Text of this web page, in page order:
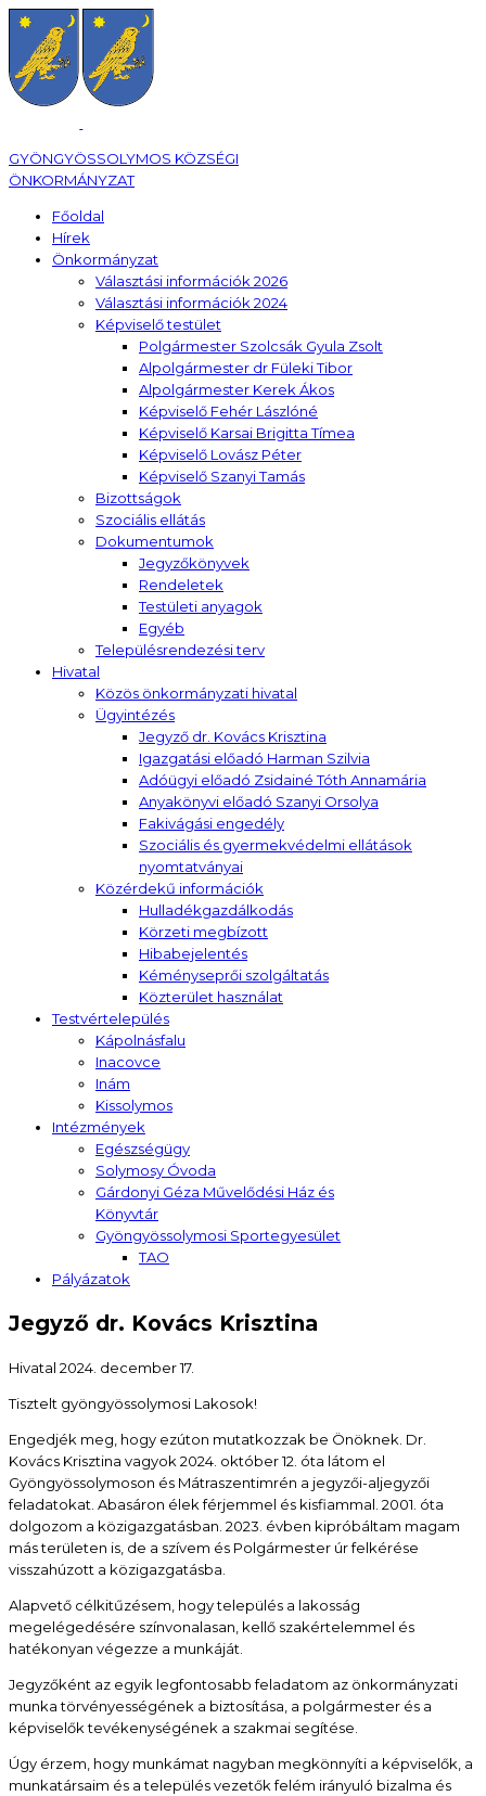
GYÖNGYÖSSOLYMOS KÖZSÉGI
ÖNKORMÁNYZAT
Főoldal
Hírek
Önkormányzat
Választási információk 2026
Választási információk 2024
Képviselő testület
Polgármester Szolcsák Gyula Zsolt
Alpolgármester dr Füleki Tibor
Alpolgármester Kerek Ákos
Képviselő Fehér Lászlóné
Képviselő Karsai Brigitta Tímea
Képviselő Lovász Péter
Képviselő Szanyi Tamás
Bizottságok
Szociális ellátás
Dokumentumok
Jegyzőkönyvek
Rendeletek
Testületi anyagok
Egyéb
Településrendezési terv
Hivatal
Közös önkormányzati hivatal
Ügyintézés
Jegyző dr. Kovács Krisztina
Igazgatási előadó Harman Szilvia
Adóügyi előadó Zsidainé Tóth Annamária
Anyakönyvi előadó Szanyi Orsolya
Fakivágási engedély
Szociális és gyermekvédelmi ellátások
nyomtatványai
Közérdekű információk
Hulladékgazdálkodás
Körzeti megbízott
Hibabejelentés
Kéményseprői szolgáltatás
Közterület használat
Testvértelepülés
Kápolnásfalu
Inacovce
Inám
Kissolymos
Intézmények
Egészségügy
Solymosy Óvoda
Gárdonyi Géza Művelődési Ház és
Könyvtár
Gyöngyössolymosi Sportegyesület
TAO
Pályázatok
Jegyző dr. Kovács Krisztina
Hivatal 2024. december 17.
Tisztelt gyöngyössolymosi Lakosok!
Engedjék meg, hogy ezúton mutatkozzak be Önöknek. Dr.
Kovács Krisztina vagyok 2024. október 12. óta látom el
Gyöngyössolymoson és Mátraszentimrén a jegyzői-aljegyzői
feladatokat. Abasáron élek férjemmel és kisfiammal. 2001. óta
dolgozom a közigazgatásban. 2023. évben kipróbáltam magam
más területen is, de a szívem és Polgármester úr felkérése
visszahúzott a közigazgatásba.
Alapvető célkitűzésem, hogy település a lakosság
megelégedésére színvonalasan, kellő szakértelemmel és
hatékonyan végezze a munkáját.
Jegyzőként az egyik legfontosabb feladatom az önkormányzati
munka törvényességének a biztosítása, a polgármester és a
képviselők tevékenységének a szakmai segítése.
Úgy érzem, hogy munkámat nagyban megkönnyíti a képviselők, a
munkatársaim és a település vezetők felém irányuló bizalma és